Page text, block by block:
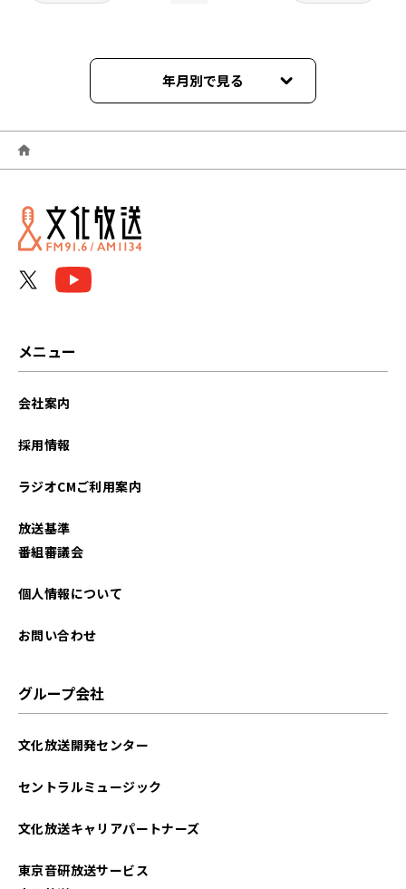
年月別で見る
2025年04月
2025年02月
2024年09月
2023年10月
2023年07月
メニュー
会社案内
採用情報
ラジオCMご利用案内
放送基準
番組審議会
個人情報について
お問い合わせ
グループ会社
文化放送開発センター
セントラルミュージック
文化放送キャリアパートナーズ
東京音研放送サービス